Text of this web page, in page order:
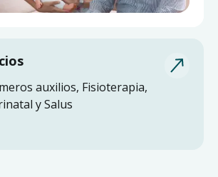
auxilios, Fisioterapia,
y Salus